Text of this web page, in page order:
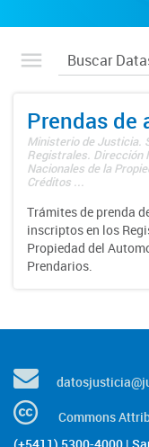
Prendas de
Ministerio de Justicia.
Registrales. Dirección
Nacionales de la
Créditos ...
Trámites de prenda
inscriptos en los
Propiedad del
Prendarios.
Commons